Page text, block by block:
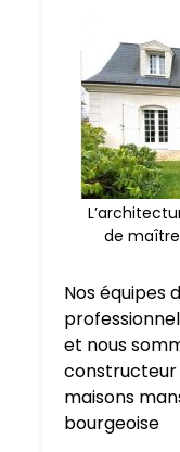
de
Nos équipes
et nous
constructeur
maisons
bourgeoise